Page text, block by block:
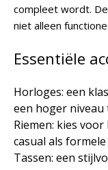
compleet wordt.
niet alleen
Essentiële
Horloges: een
een hoger niveau
Riemen: kies
casual als
Tassen: een